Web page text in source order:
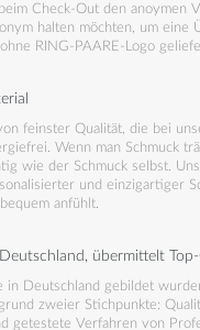
Check-Out den anoymen
halten möchten, um eine
RING-PAARE-Logo
feinster Qualität, die bei
Wenn man Schmuck
wie der Schmuck selbst.
und einzigartiger
anfühlt.
übermittelt
in Deutschland gebildet
zweier Stichpunkte:
getestete Verfahren von